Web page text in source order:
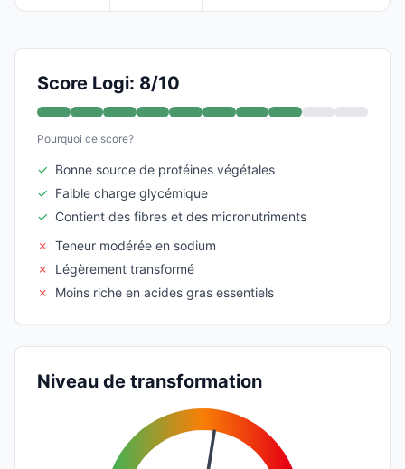
Score Logi: 8/10
Pourquoi ce score?
✓ Bonne source de protéines végétales
✓ Faible charge glycémique
✓ Contient des fibres et des micronutriments
✗ Teneur modérée en sodium
✗
Légèrement transformé
✗
Moins riche en acides gras essentiels
Niveau de transformation